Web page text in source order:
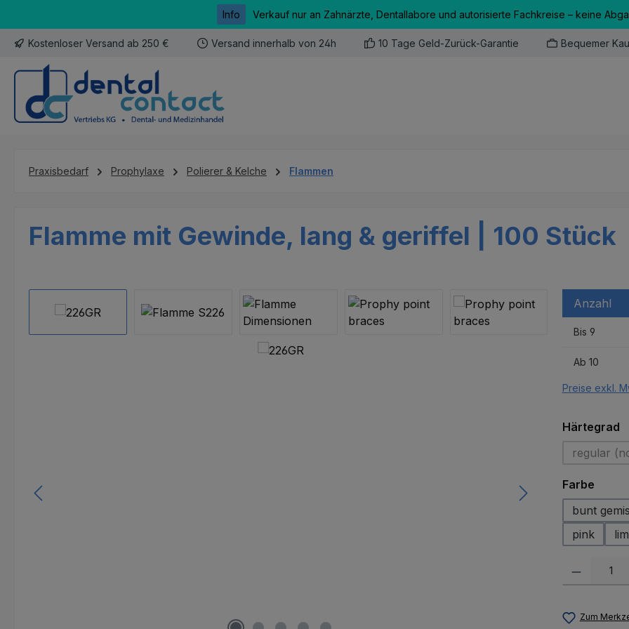
Info Verkauf nur an Zahnärzte, Dentallabore und autorisierte Fachkreise – keine
Kostenloser Versand ab 250 € Versand innerhalb von 24h 10 Tage Geld-Zurück-Garantie Bequemer
Praxisbedarf Prophylaxe Polierer & Kelche Flammen
Flamme mit Gewinde, lang & geriffel | 100 Stück
Anzahl
Bis 9
Ab 10
Preise exkl.
Härtegrad
regular
Farbe
bunt
pink
Produkt
Zum